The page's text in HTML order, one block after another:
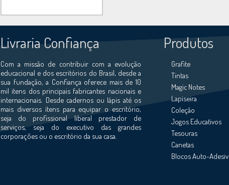
Livraria Confiança
Com a missão de contribuir com a evolução
educacional e dos escritórios do Brasil, desde a
sua fundação, a Confiança oferece mais de 10
mil itens dos principais fabricantes nacionais e
internacionais. Desde cadernos ou lápis até os
mais diversos ítens para equipar o escritório,
seja do profissional liberal prestador de
serviços, seja do executivo das grandes
corporações ou o escritório da sua casa.
Produtos
Grafite
Tintas
Magic Notes
Lapiseira
Coleção
Jogos Educativos
Tesouras
Canetas
Blocos Auto-